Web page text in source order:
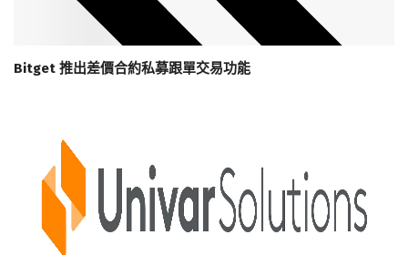
Bitget 推出差價合約私募跟單交易功能